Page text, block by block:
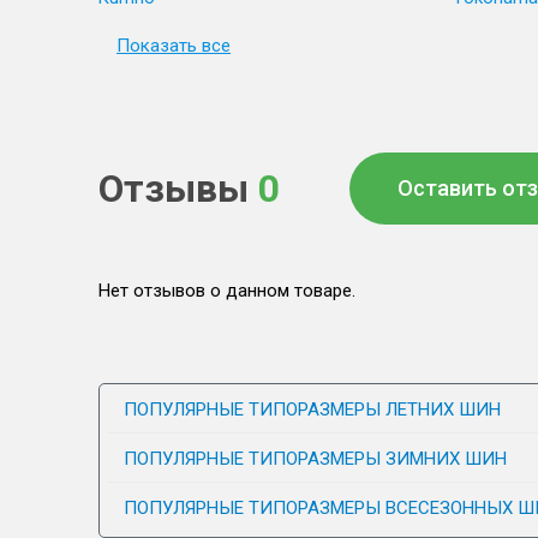
Показать все
Отзывы 0 Оставить
Нет отзывов о данном товаре.
ПОПУЛЯРНЫЕ ТИПОРАЗМЕРЫ ЛЕТНИХ ШИН
ПОПУЛЯРНЫЕ ТИПОРАЗМЕРЫ ЗИМНИХ ШИН
ПОПУЛЯРНЫЕ ТИПОРАЗМЕРЫ ВСЕСЕЗОННЫХ